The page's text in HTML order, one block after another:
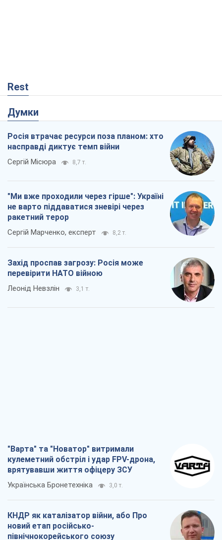
Rest
Думки
Росія втрачає ресурси поза планом: хто
насправді диктує темп війни
Сергій Місюра 8,7 т.
"Ми вже проходили через гірше": Україні
не варто піддаватися зневірі через
ракетний терор
Сергій Марченко, експерт 8,2 т.
Захід проспав загрозу: Росія може
перевірити НАТО війною
Леонід Невзлін 3,1 т.
"Варта" та "Новатор" витримали
кулеметний обстріл і удар FPV-дрона,
врятувавши життя офіцеру ЗСУ
Українська Бронетехніка 3,0 т.
КНДР як каталізатор війни, або Про
новий етап російсько-
північнокорейського союзу